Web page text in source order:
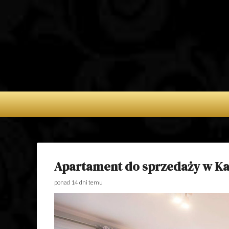
NA
SPRZEDAŻ –
Apartament do sprzedaży w
ponad 14 dni temu